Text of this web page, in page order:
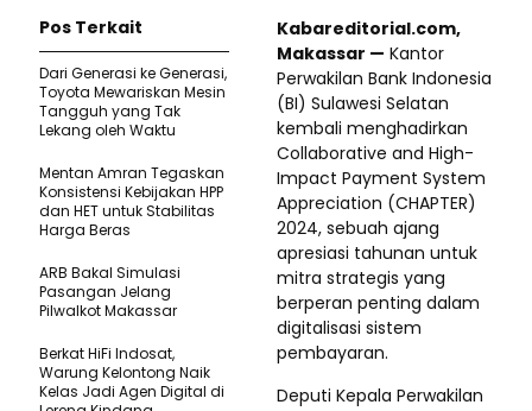
Kabareditorial.com,
Makassar — Kantor
Perwakilan Bank Indonesia
(BI) Sulawesi Selatan
kembali menghadirkan
Collaborative and High-
Impact Payment System
Appreciation (CHAPTER)
2024, sebuah ajang
apresiasi tahunan untuk
mitra strategis yang
berperan penting dalam
digitalisasi sistem
pembayaran.
Deputi Kepala Perwakilan
Pos Terkait
Dari Generasi ke Generasi,
Toyota Mewariskan Mesin
Tangguh yang Tak
Lekang oleh Waktu
Mentan Amran Tegaskan
Konsistensi Kebijakan HPP
dan HET untuk Stabilitas
Harga Beras
ARB Bakal Simulasi
Pasangan Jelang
Pilwalkot Makassar
Berkat HiFi Indosat,
Warung Kelontong Naik
Kelas Jadi Agen Digital di